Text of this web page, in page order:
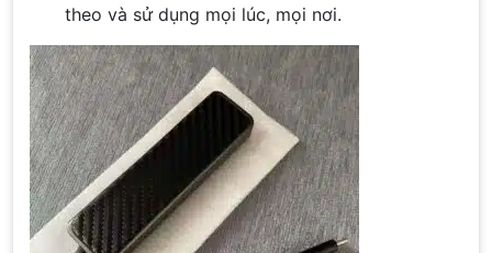
theo và sử dụng mọi lúc, mọi nơi.